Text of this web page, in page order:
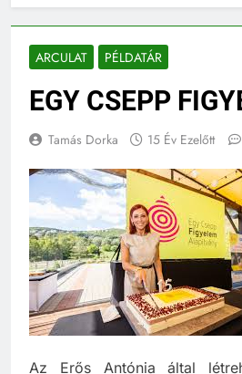
ARCULAT PÉLDATÁR
EGY CSEPP